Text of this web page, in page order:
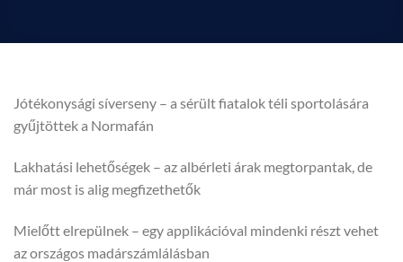
Jótékonysági síverseny – a sérült fiatalok téli sportolására
gyűjtöttek a Normafán
Lakhatási lehetőségek – az albérleti árak megtorpantak, de
már most is alig megfizethetők
Mielőtt elrepülnek – egy applikációval mindenki részt vehet
az országos madárszámlálásban